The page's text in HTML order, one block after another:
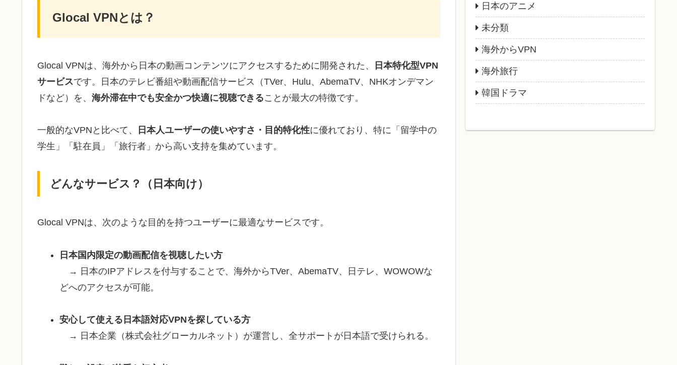
Glocal VPNとは？
Glocal VPNは、海外から日本の動画コンテンツにアクセスするために開発された、
日本特化型VPN
サービスです。日本のテレビ番組や動画配信サービス（TVer、Hulu、AbemaTV、NHKオンデマン
ドなど）を、 海外滞在中でも安全かつ快適に視聴できることが最大の特徴です。
一般的なVPNと比べて、 日本人ユーザーの使いやすさ・目的特化性に優れており、特に「留学中の
学生」「駐在員」「旅行者」から高い支持を集めています。
どんなサービス？（日本向け）
Glocal VPNは、次のような目的を持つユーザーに最適なサービスです。
日本国内限定の動画配信を視聴したい方
→ 日本のIPアドレスを付与することで、海外からTVer、AbemaTV、日テレ、WOWOWな
どへのアクセスが可能。
安心して使える日本語対応VPNを探している方
→ 日本企業（株式会社グローカルネット）が運営し、全サポートが日本語で受けられる。
日本のアニメ
未分類
海外からVPN
海外旅行
韓国ドラマ